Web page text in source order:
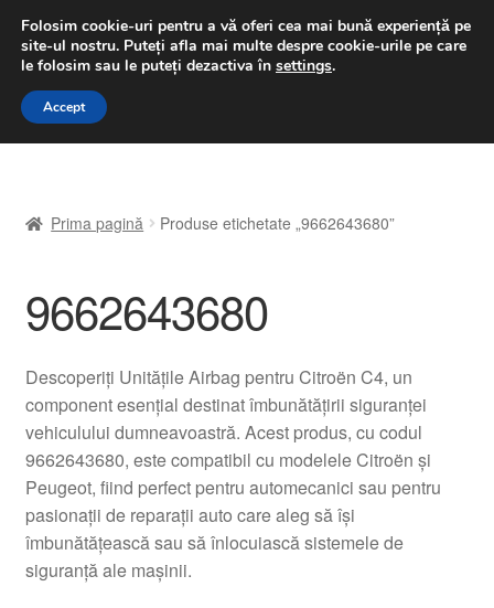
LIVRARE de la 33 lei
luni-vineri 9 a.m. - 4 p.m.031 229 6816
Sari
Sari
A lua legatura
Contul meu
Despre noi
Finalizare comandă
Livrare
Livrare în toată lumea
Prima pagină Produse etichetate „9662643680”
9662643680
Descoperiți Unitățile Airbag pentru Citroën C4, un
component esențial destinat îmbunătățirii siguranței
vehiculului dumneavoastră. Acest produs, cu codul
9662643680, este compatibil cu modelele Citroën și
Peugeot, fiind perfect pentru automecanici sau pentru
pasionații de reparații auto care aleg să își
îmbunătățească sau să înlocuiască sistemele de
siguranță ale mașinii.
Folosim cookie-uri pentru a vă oferi cea mai bună experiență pe
site-ul nostru. Puteți afla mai multe despre cookie-urile pe care
le folosim sau le puteți dezactiva în settings.
Accept